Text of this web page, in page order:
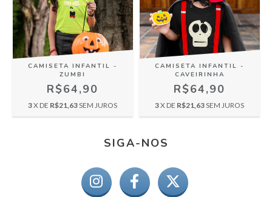
CAMISETA INFANTIL -
ZUMBI
R$64,90
3X DE R$21,63SEM JUROS
CAMISETA INFANTIL -
CAVEIRINHA
R$64,90
3X DE R$21,63SEM JUROS
SIGA-NOS